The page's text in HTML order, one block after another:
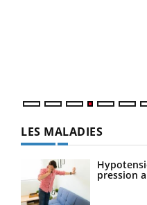
LES MALADIES
pression